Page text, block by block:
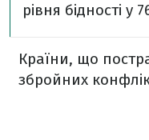
рівня бідності у
Країни, що
збройних